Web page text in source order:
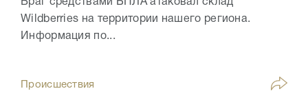
Враг средствами БПЛА атаковал склад
Wildberries на территории нашего региона.
Информация по...
Происшествия